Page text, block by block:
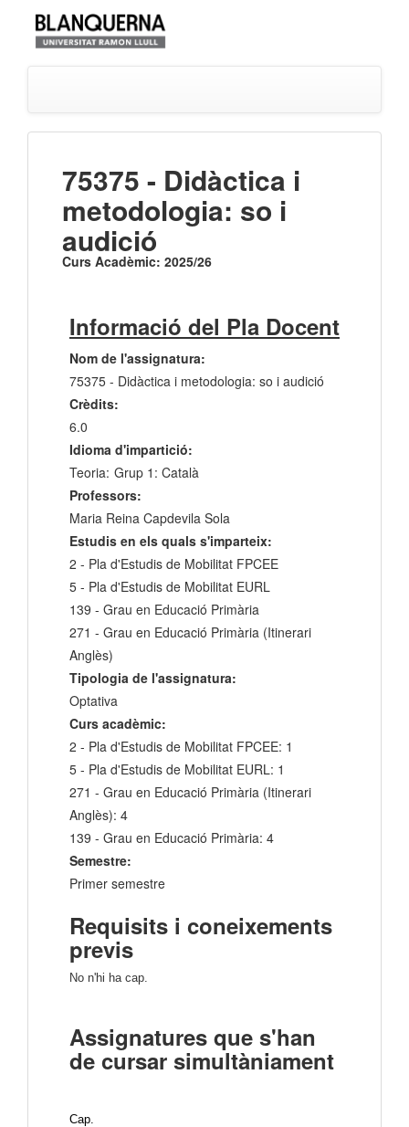
75375 - Didàctica i
metodologia: so i
audició
Curs Acadèmic: 2025/26
Informació del Pla Docent
Nom de l'assignatura:
75375 - Didàctica i metodologia: so i audició
Crèdits:
6.0
Idioma d'impartició:
Teoria: Grup 1: Català
Professors:
Maria Reina Capdevila Sola
Estudis en els quals s'imparteix:
2 - Pla d'Estudis de Mobilitat FPCEE
5 - Pla d'Estudis de Mobilitat EURL
139 - Grau en Educació Primària
271 - Grau en Educació Primària (Itinerari
Anglès)
Tipologia de l'assignatura:
Optativa
Curs acadèmic:
2 - Pla d'Estudis de Mobilitat FPCEE: 1
5 - Pla d'Estudis de Mobilitat EURL: 1
271 - Grau en Educació Primària (Itinerari
Anglès): 4
139 - Grau en Educació Primària: 4
Semestre:
Primer semestre
Requisits i coneixements
previs
No n'hi ha cap.
Assignatures que s'han
de cursar simultàniament
Cap.